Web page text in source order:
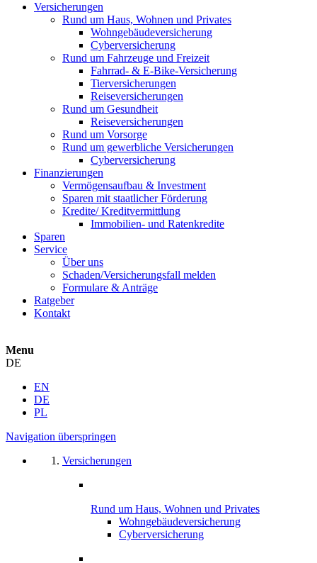
Versicherungen
Rund um Haus, Wohnen und Privates
Wohngebäude­versicherung
Cyber­versicherung
Rund um Fahrzeuge und Freizeit
Fahrrad- & E-Bike-Versicherung
Tierversicherungen
Reiseversicherungen
Rund um Gesundheit
Reiseversicherungen
Rund um Vorsorge
Rund um gewerbliche Versicherungen
Cyber­versicherung
Finanzierungen
Vermögensaufbau & Investment
Sparen mit staatlicher Förderung
Kredite/ Kreditvermittlung
Immobilien- und Ratenkredite
Sparen
Service
Über uns
Schaden/Versicherungsfall melden
Formulare & Anträge
Ratgeber
Kontakt
Menu
DE
EN
DE
PL
Navigation überspringen
Versicherungen
Rund um Haus, Wohnen und Privates
Wohngebäude­versicherung
Cyber­versicherung